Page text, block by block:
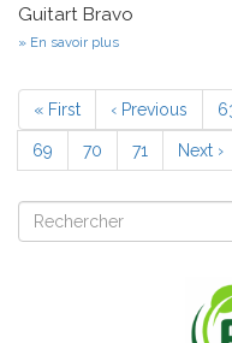
Guitart Bravo
En savoir plus
Operations
to
Elliptic
Curves
SAT-
Pagination
Première
page
« First
Page
précédente
‹ Previous
Page
69 Page
70 Page
71
Page
Next ›
Rechercher
Rechercher